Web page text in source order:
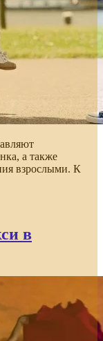
а также
взрослыми. К
в